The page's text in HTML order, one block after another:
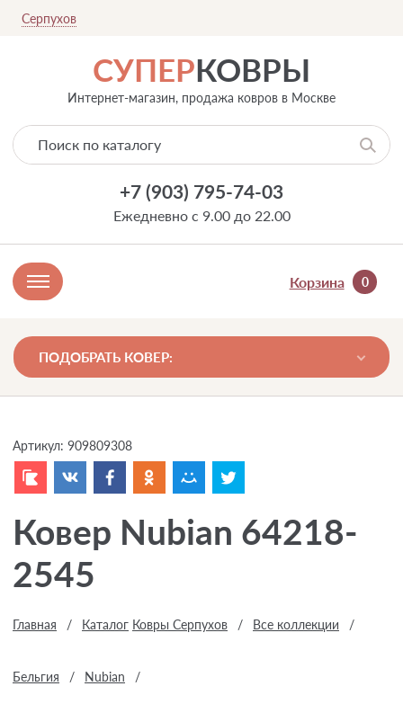
Серпухов
СУПЕРКОВРЫ
Интернет-магазин, продажа ковров в Москве
+7 (903) 795-74-03
Ежедневно с 9.00 до 22.00
Корзина 0
ПОДОБРАТЬ КОВЕР:
Артикул: 909809308
Ковер Nubian 64218-
2545
Главная / Каталог Ковры Серпухов / Все коллекции /
Бельгия / Nubian /